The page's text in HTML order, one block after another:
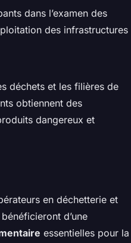
dans l’examen des
des infrastructures
déchets et les filières de
obtiennent des
dangereux et
en déchetterie et
d’une
essentielles pour la